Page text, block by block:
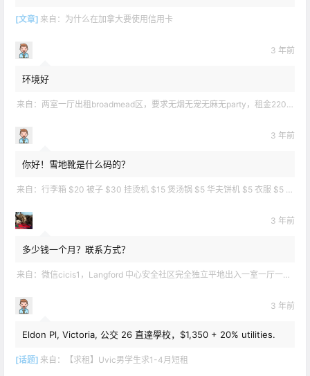
[文章] 来自： 为什么在加拿大要使用信用卡
3 年前
环境好
来自： 两室一厅出租broadmead区，要求无烟无宠无麻无party，租金2200不包水电有意短信联系2508858496
3 年前
你好！雪地靴是什么码的？
来自： 行李箱 $20 被子 $30 挂烫机 $15 煲汤锅 $5 华夫饼机 $5 衣服 $5 雪地靴 $10 滑雪手套 $10 宜家衣物收纳 .
3 年前
多少钱一个月？联系方式？
来自： 微信cicis1，Langford 中心安全社区完全独立平地出入一室一厅一书房步行5分钟到公车站和商业圈 有后花园和.
3 年前
Eldon Pl, Victoria, 公交 26 直達學校，$1,350 + 20% utilities.
[话题] 来自： 【求租】Uvic男学生求1-4月短租